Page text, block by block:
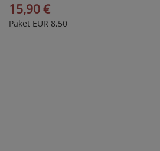
15,90 €
Paket EUR 8,50